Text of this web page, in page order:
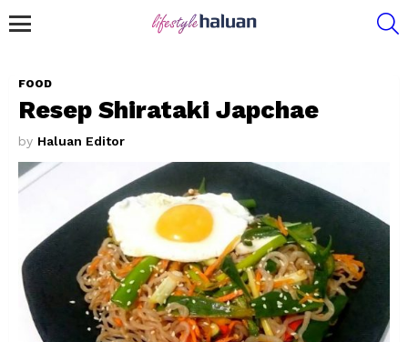
FOOD
Resep Shirataki Japchae
by Haluan Editor